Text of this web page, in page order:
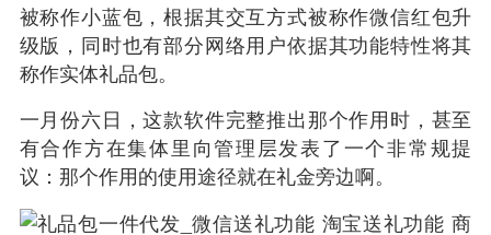
被称作小蓝包，根据其交互方式被称作微信红包升
级版，同时也有部分网络用户依据其功能特性将其
称作实体礼品包。
一月份六日，这款软件完整推出那个作用时，甚至
有合作方在集体里向管理层发表了一个非常规提
议：那个作用的使用途径就在礼金旁边啊。